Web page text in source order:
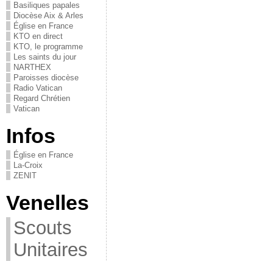
Basiliques papales
Diocèse Aix & Arles
Église en France
KTO en direct
KTO, le programme
Les saints du jour
NARTHEX
Paroisses diocèse
Radio Vatican
Regard Chrétien
Vatican
Infos
Église en France
La-Croix
ZENIT
Venelles
Scouts
Unitaires